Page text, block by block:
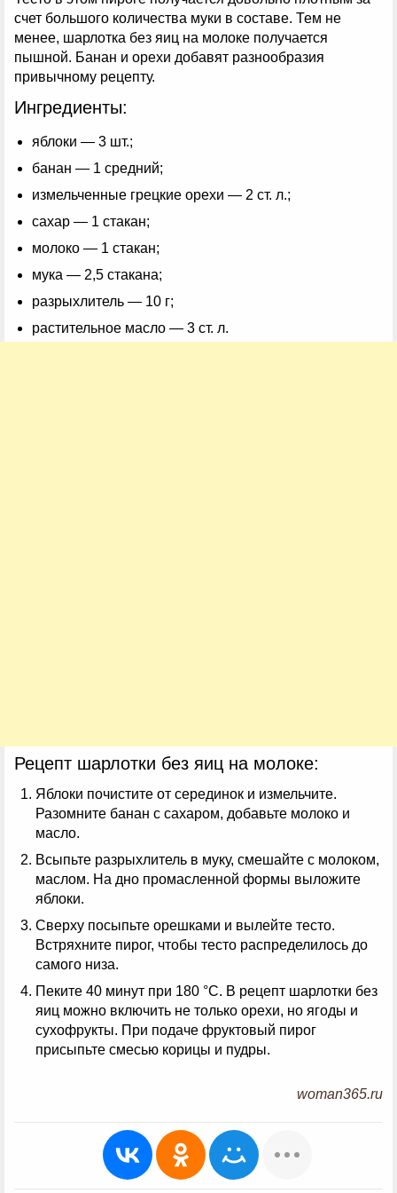
счет большого количества муки в составе. Тем не
менее, шарлотка без яиц на молоке получается
пышной. Банан и орехи добавят разнообразия
привычному рецепту.
Ингредиенты:
яблоки — 3 шт.;
банан — 1 средний;
измельченные грецкие орехи — 2 ст. л.;
сахар — 1 стакан;
молоко — 1 стакан;
мука — 2,5 стакана;
разрыхлитель — 10 г;
растительное масло — 3 ст. л.
Рецепт шарлотки без яиц на молоке:
Яблоки почистите от серединок и измельчите.
Разомните банан с сахаром, добавьте молоко и
масло.
Всыпьте разрыхлитель в муку, смешайте с молоком,
маслом. На дно промасленной формы выложите
яблоки.
Сверху посыпьте орешками и вылейте тесто.
Встряхните пирог, чтобы тесто распределилось до
самого низа.
Пеките 40 минут при 180 °С. В рецепт шарлотки без
яиц можно включить не только орехи, но ягоды и
сухофрукты. При подаче фруктовый пирог
присыпьте смесью корицы и пудры.
woman365.ru